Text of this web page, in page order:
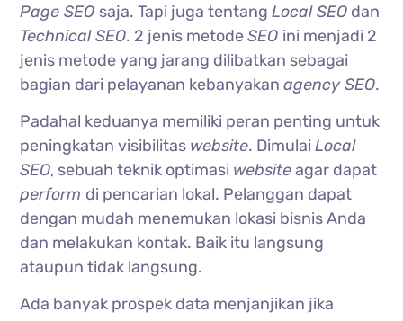
Page SEO saja. Tapi juga tentangLocal SEO dan
Technical SEO. 2 jenis metodeSEO ini menjadi 2
jenis metode yang jarang dilibatkan sebagai
bagian dari pelayanan kebanyakanagency SEO.
Padahal keduanya memiliki peran penting untuk
peningkatan visibilitas website. DimulaiLocal
SEO, sebuah teknik optimasi websiteagar dapat
perform di pencarian lokal. Pelanggan dapat
dengan mudah menemukan lokasi bisnis Anda
dan melakukan kontak. Baik itu langsung
ataupun tidak langsung.
Ada banyak prospek data menjanjikan jika